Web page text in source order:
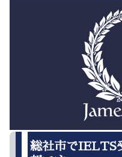
総社市でIELTS